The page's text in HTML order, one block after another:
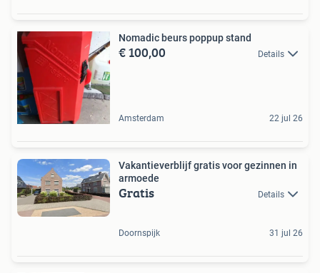
Nomadic beurs poppup stand
€ 100,00 Details
Amsterdam 22 jul 26
Vakantieverblijf gratis voor gezinnen in
armoede
Gratis Details
Doornspijk 31 jul 26